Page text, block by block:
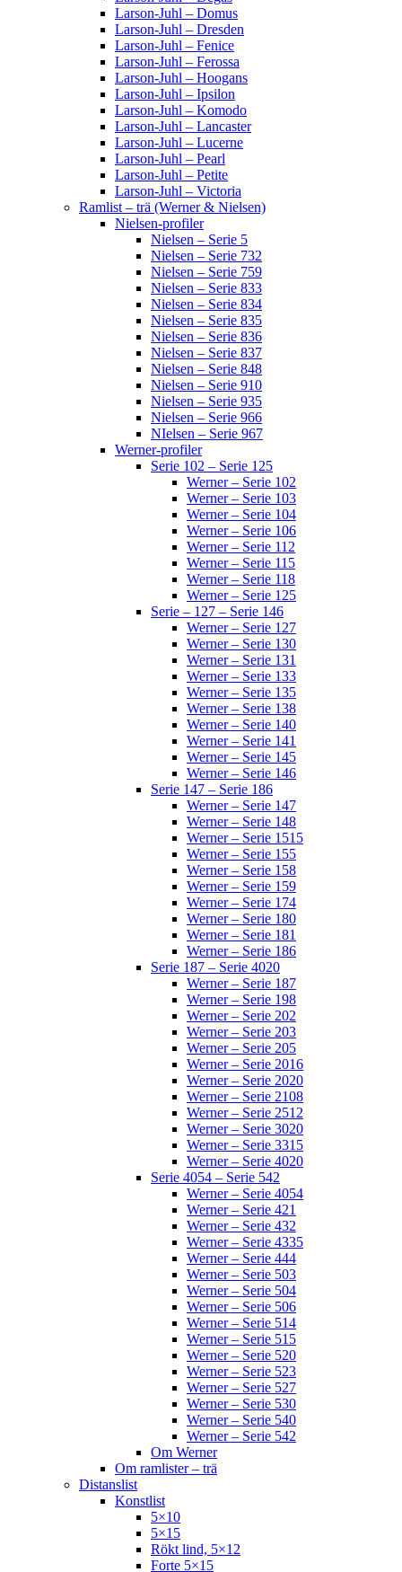
Larson-Juhl – Domus
Larson-Juhl – Dresden
Larson-Juhl – Fenice
Larson-Juhl – Ferossa
Larson-Juhl – Hoogans
Larson-Juhl – Ipsilon
Larson-Juhl – Komodo
Larson-Juhl – Lancaster
Larson-Juhl – Lucerne
Larson-Juhl – Pearl
Larson-Juhl – Petite
Larson-Juhl – Victoria
Ramlist – trä (Werner & Nielsen)
Nielsen-profiler
Nielsen – Serie 5
Nielsen – Serie 732
Nielsen – Serie 759
Nielsen – Serie 833
Nielsen – Serie 834
Nielsen – Serie 835
Nielsen – Serie 836
Nielsen – Serie 837
Nielsen – Serie 848
Nielsen – Serie 910
Nielsen – Serie 935
Nielsen – Serie 966
NIelsen – Serie 967
Werner-profiler
Serie 102 – Serie 125
Werner – Serie 102
Werner – Serie 103
Werner – Serie 104
Werner – Serie 106
Werner – Serie 112
Werner – Serie 115
Werner – Serie 118
Werner – Serie 125
Serie – 127 – Serie 146
Werner – Serie 127
Werner – Serie 130
Werner – Serie 131
Werner – Serie 133
Werner – Serie 135
Werner – Serie 138
Werner – Serie 140
Werner – Serie 141
Werner – Serie 145
Werner – Serie 146
Serie 147 – Serie 186
Werner – Serie 147
Werner – Serie 148
Werner – Serie 1515
Werner – Serie 155
Werner – Serie 158
Werner – Serie 159
Werner – Serie 174
Werner – Serie 180
Werner – Serie 181
Werner – Serie 186
Serie 187 – Serie 4020
Werner – Serie 187
Werner – Serie 198
Werner – Serie 202
Werner – Serie 203
Werner – Serie 205
Werner – Serie 2016
Werner – Serie 2020
Werner – Serie 2108
Werner – Serie 2512
Werner – Serie 3020
Werner – Serie 3315
Werner – Serie 4020
Serie 4054 – Serie 542
Werner – Serie 4054
Werner – Serie 421
Werner – Serie 432
Werner – Serie 4335
Werner – Serie 444
Werner – Serie 503
Werner – Serie 504
Werner – Serie 506
Werner – Serie 514
Werner – Serie 515
Werner – Serie 520
Werner – Serie 523
Werner – Serie 527
Werner – Serie 530
Werner – Serie 540
Werner – Serie 542
Om Werner
Om ramlister – trä
Distanslist
Konstlist
5×10
5×15
Rökt lind, 5×12
Forte 5×15